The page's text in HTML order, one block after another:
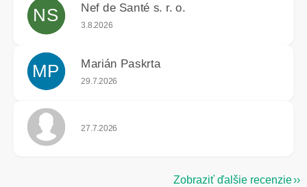
NS Nef de Santé s. r. o.
Hodnotenie obchodu je 5 z 5 hviezdičiek.
3.8.2026
MP Marián Paskrta
Hodnotenie obchodu je 5 z 5 hviezdičiek.
29.7.2026
Hodnotenie obchodu je 5 z 5 hviezdičiek.
27.7.2026
Zobraziť ďalšie recenzie